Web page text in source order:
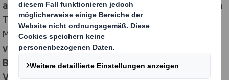
alternative Faserquelle zu Holzeinsetzen. Nach ersten
Tests untersuchen wir auch das Potenzial von
Meeresalgen, einewichtige Rolle bei der Abschaffung
von Kunststoffenzu spielen, indem sie als
Barrierebeschichtungfungieren, umerdölbasierte
Verpackungen zu ersetzen, die zum Schutz vieler